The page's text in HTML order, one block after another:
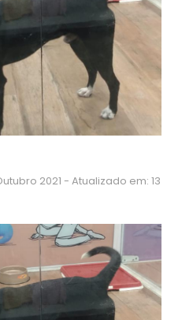
2021 - Atualizado em: 13